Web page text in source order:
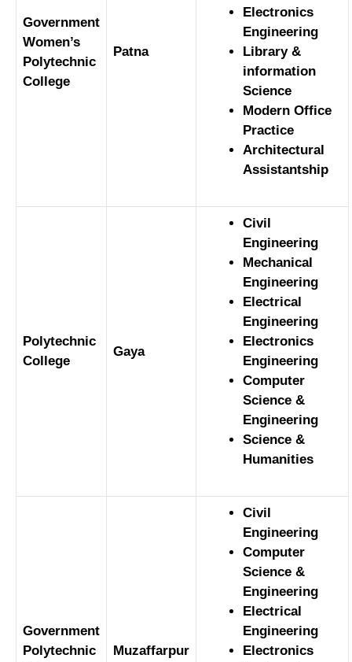
Government
Women’s
Polytechnic
College
Patna
Electronics
Engineering
Library &
information
Science
Modern Office
Practice
Architectural
Assistantship
Polytechnic
College
Gaya
Civil
Engineering
Mechanical
Engineering
Electrical
Engineering
Electronics
Engineering
Computer
Science &
Engineering
Science &
Humanities
Government
Polytechnic
Muzaffarpur
Civil
Engineering
Computer
Science &
Engineering
Electrical
Engineering
Electronics